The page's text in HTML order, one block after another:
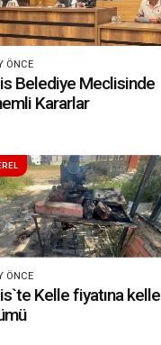
ÖNCE
Belediye Meclisinde
Kararlar
ÖNCE
Kelle fiyatına kelle